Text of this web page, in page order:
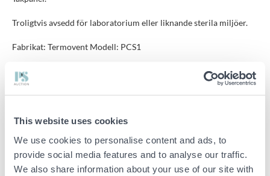
This website uses cookies
We use cookies to personalise content and ads, to
provide social media features and to analyse our traffic.
We also share information about your use of our site with
Troligtvis avsedd för laboratorium eller liknande sterila miljöer.
Fabrikat: Termovent Modell: PCS1
Artikelnummer: 2CRE002221
20st kolli, 39 paneler/kolli.
Skador finns på pallarna som är gjorda av frigolit, se bilder.
prisoffert fraktförfrågan kan skickas till bjorn.sandberg@ps.se